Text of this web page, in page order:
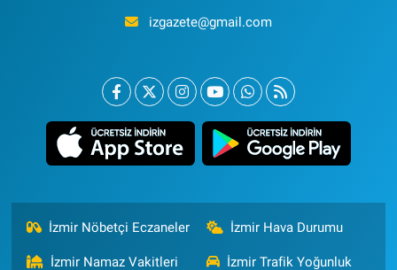
izgazete@gmail.com
İzmir Nöbetçi Eczaneler İzmir Hava Durumu
İzmir Namaz Vakitleri İzmir Trafik Yoğunluk